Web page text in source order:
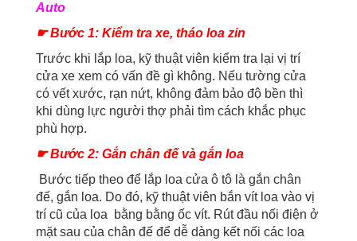
Auto
☛ Bước 1: Kiểm tra xe, tháo loa zin
Trước khi lắp loa, kỹ thuật viên kiểm tra lại vị trí
cửa xe xem có vấn đề gì không. Nếu tường cửa
có vết xước, rạn nứt, không đảm bảo độ bền thì
khi dùng lực người thợ phải tìm cách khắc phục
phù hợp.
☛ Bước 2: Gắn chân đế và gắn loa
Bước tiếp theo để lắp loa cửa ô tô là gắn chân
đế, gắn loa. Do đó, kỹ thuật viên bắn vít loa vào vị
trí cũ của loa bằng bằng ốc vít. Rút đầu nối điện ở
mặt sau của chân đế để dễ dàng kết nối các loa